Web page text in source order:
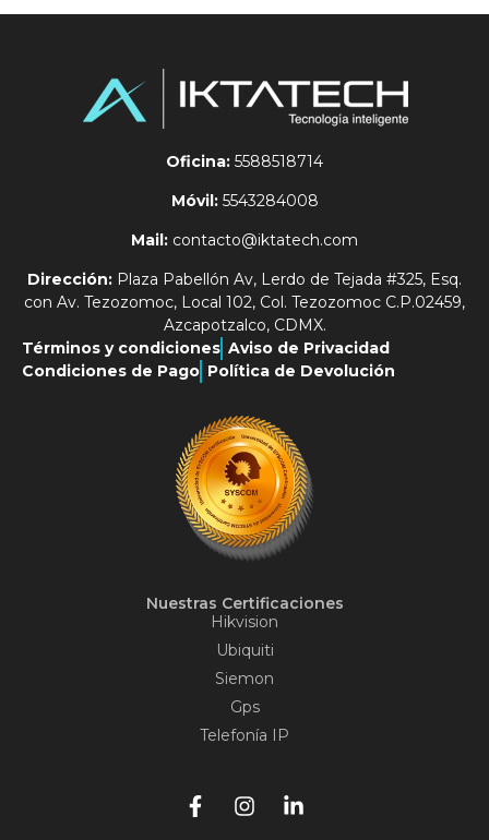
Oficina: 5588518714
Móvil:5543284008
Mail: contacto@iktatech.com
Dirección: Plaza Pabellón Av, Lerdo de Tejada #325, Esq.
con Av. Tezozomoc, Local 102, Col. Tezozomoc C.P.02459,
Azcapotzalco, CDMX.
Términos y condiciones Aviso de Privacidad
Condiciones de Pago Política de Devolución
Nuestras Certificaciones
Hikvision
Ubiquiti
Siemon
Gps
Telefonía IP